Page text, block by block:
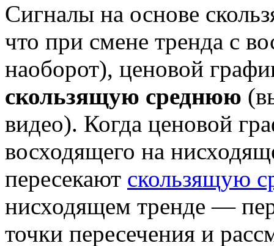
Сигналы на основе
что при смене тренда с
наоборот), ценовой
скользящую среднюю
видео). Когда ценовой
восходящего на
пересекают скользящую
нисходящем тренде —
точки пересечения и